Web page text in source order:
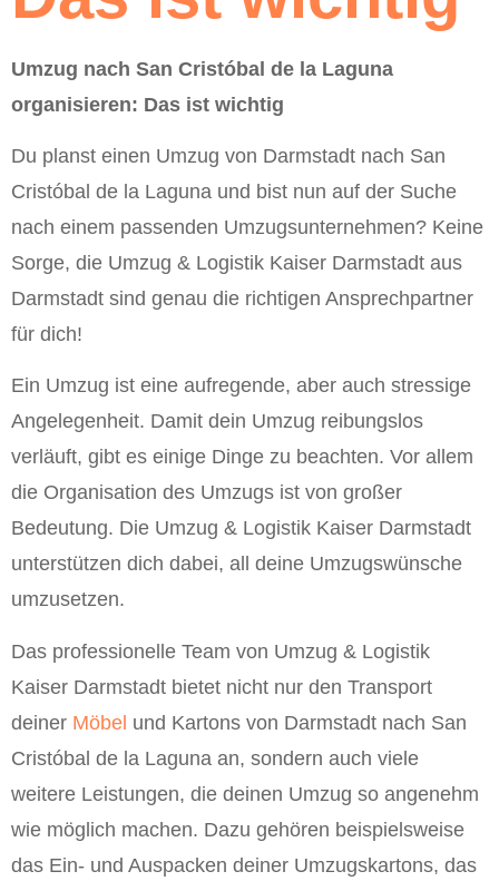
Umzug nach San Cristóbal de la Laguna
organisieren: Das ist wichtig
Du planst einen Umzug von Darmstadt nach San
Cristóbal de la Laguna und bist nun auf der Suche
nach einem passenden Umzugsunternehmen? Keine
Sorge, die Umzug & Logistik Kaiser Darmstadt aus
Darmstadt sind genau die richtigen Ansprechpartner
für dich!
Ein Umzug ist eine aufregende, aber auch stressige
Angelegenheit. Damit dein Umzug reibungslos
verläuft, gibt es einige Dinge zu beachten. Vor allem
die Organisation des Umzugs ist von großer
Bedeutung. Die Umzug & Logistik Kaiser Darmstadt
unterstützen dich dabei, all deine Umzugswünsche
umzusetzen.
Das professionelle Team von Umzug & Logistik
Kaiser Darmstadt bietet nicht nur den Transport
deiner Möbel und Kartons von Darmstadt nach San
Cristóbal de la Laguna an, sondern auch viele
weitere Leistungen, die deinen Umzug so angenehm
wie möglich machen. Dazu gehören beispielsweise
das Ein- und Auspacken deiner Umzugskartons, das